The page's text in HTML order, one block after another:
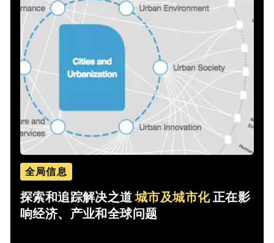
全局信息
探索和追踪解决之道城市及城市化正在影
响经济、产业和全球问题